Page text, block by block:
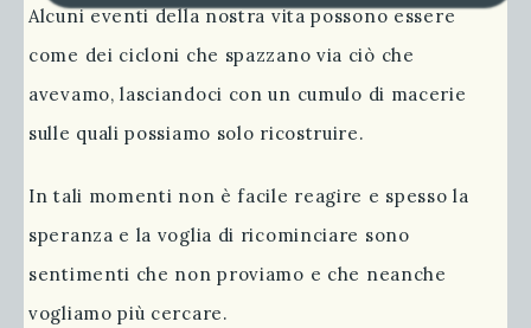
Alcuni eventi della nostra vita possono essere
come dei cicloni che spazzano via ciò che
avevamo, lasciandoci con un cumulo di macerie
sulle quali possiamo solo ricostruire.
In tali momenti non è facile reagire e spesso la
speranza e la voglia di ricominciare sono
sentimenti che non proviamo e che neanche
vogliamo più cercare.